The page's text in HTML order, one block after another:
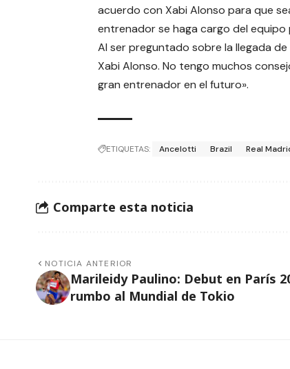
acuerdo con Xabi Alonso para que
entrenador se haga cargo del equipo
Al ser preguntado sobre la llegada
Xabi Alonso. No tengo muchos
gran entrenador en el futuro».
ETIQUETAS: Ancelotti Brazil Real
Comparte esta noticia
NOTICIA ANTERIOR
Marileidy Paulino: Debut en París
rumbo al Mundial de Tokio